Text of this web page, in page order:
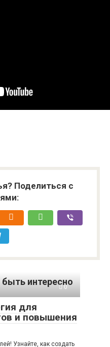
Поделиться с
интересно
0
для
и повышения
Узнайте, как создать